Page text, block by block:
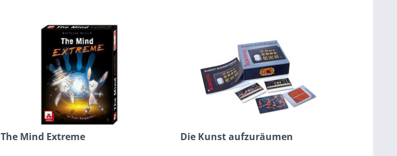
The Mind Extreme Die Kunst aufzuräumen